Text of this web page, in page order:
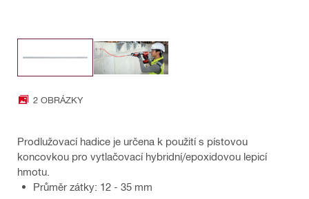
2 OBRÁZKY
Prodlužovací hadice je určena k použití s pístovou
koncovkou pro vytlačovací hybridní/epoxidovou lepicí
hmotu.
Průměr zátky: 12 - 35 mm